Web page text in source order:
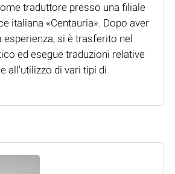
traduttore presso una filiale
italiana «Centauria». Dopo aver
esperienza, si è trasferito nel
ed esegue traduzioni relative
all'utilizzo di vari tipi di